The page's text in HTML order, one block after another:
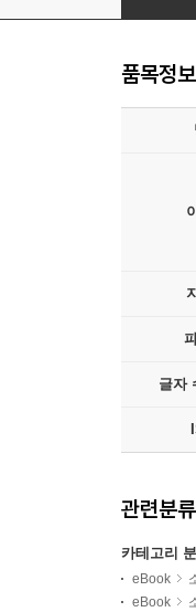
품목정보
글자
관련분류
카테고리
eBook
eBook